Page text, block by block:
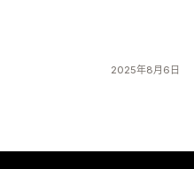
2025年8月6日